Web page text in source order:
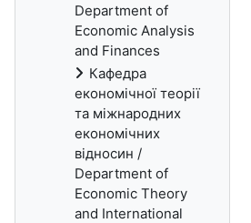
Department of
Economic Analysis
and Finances
Кафедра
економічної теорії
та міжнародних
економічних
відносин /
Department of
Economic Theory
and International